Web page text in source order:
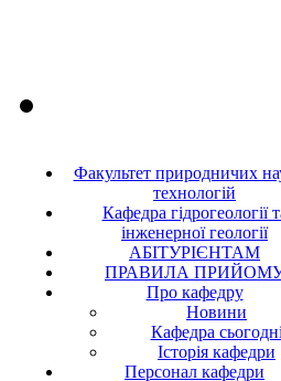
Факультет природничих
технологій
Кафедра гідрогеології
інженерної геології
АБІТУРІЄНТАМ
ПРАВИЛА
Про кафедру
Новини
Кафедра сьогодні
Історія кафедри
Персонал кафедри